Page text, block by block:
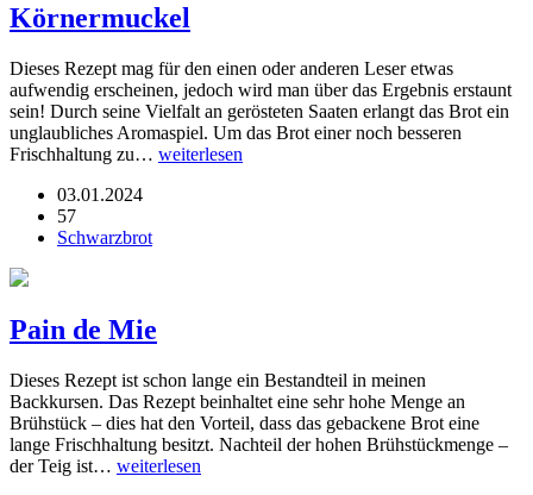
Körnermuckel
Dieses Rezept mag für den einen oder anderen Leser etwas
aufwendig erscheinen, jedoch wird man über das Ergebnis erstaunt
sein! Durch seine Vielfalt an gerösteten Saaten erlangt das Brot ein
unglaubliches Aromaspiel. Um das Brot einer noch besseren
Frischhaltung zu… weiterlesen
03.01.2024
57
Schwarzbrot
Pain de Mie
Dieses Rezept ist schon lange ein Bestandteil in meinen
Backkursen. Das Rezept beinhaltet eine sehr hohe Menge an
Brühstück – dies hat den Vorteil, dass das gebackene Brot eine
lange Frischhaltung besitzt. Nachteil der hohen Brühstückmenge –
der Teig ist… weiterlesen